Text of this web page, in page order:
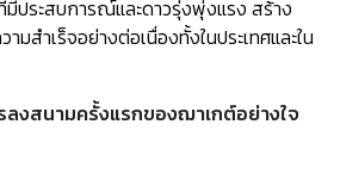
มีประสบการณ์และดาวรุ่งพุ่งแรง สร้าง
มสำเร็จอย่างต่อเนื่องทั้งในประเทศและใน
งสนามครั้งแรกของฌาเกต์อย่างใจ